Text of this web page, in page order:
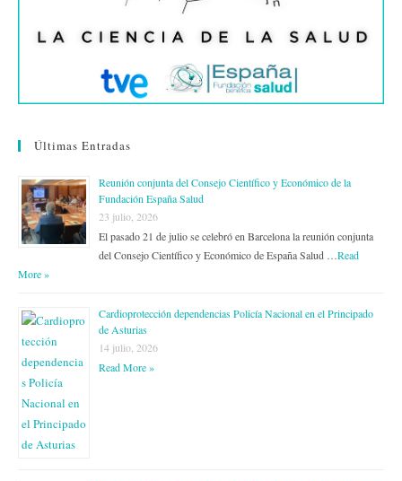
Últimas Entradas
Reunión conjunta del Consejo Científico y Económico de la
Fundación España Salud
23 julio, 2026
El pasado 21 de julio se celebró en Barcelona la reunión conjunta
del Consejo Científico y Económico de España Salud … Read
More »
Cardioprotección dependencias Policía Nacional en el Principado
de Asturias
14 julio, 2026
Read More »